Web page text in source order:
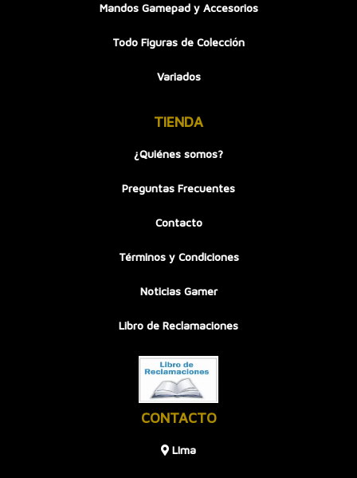
Mandos Gamepad y Accesorios
Todo Figuras de Colección
Variados
TIENDA
¿Quiénes somos?
Preguntas Frecuentes
Contacto
Términos y Condiciones
Noticias Gamer
Libro de Reclamaciones
CONTACTO
LIma